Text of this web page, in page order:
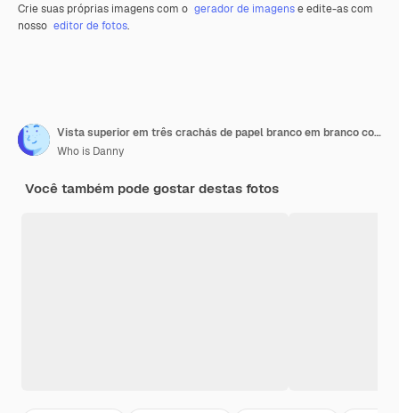
Crie suas próprias imagens com o gerador de imagense edite-as com
nosso editor de fotos.
Vista superior em três crachás de papel branco em branco com espaço para o seu logotipo ou texto e faixas de renda cinza no fundo preto abstrato renderização em 3D simulada
Who is Danny
Você também pode gostar destas fotos